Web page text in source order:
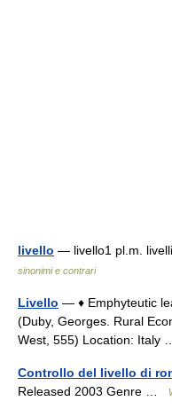
livello — livello1 pl.m.
sinonimi e contrari
Livello — ♦ Emphyteutic
(Duby, Georges. Rural
West, 555) Location: Italy
Controllo del livello di
Released 2003 Genre …